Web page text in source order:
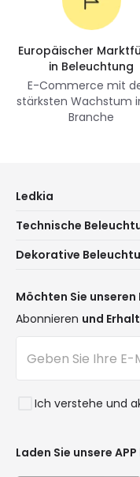
Europäischer
in Beleuchtung
E-Commerce mit
stärksten Wachstum
Branche
Ledkia
Kundenservice
Versandmethoden
Sind Sie ein Profi?
Ethikkonzept
Anmelden
Technische
Marken
Beleuchtung für
Dekorative
Trends
Premium-Dekor-
Neue Dekorationen
Räume
Stile
Kollektionen
Möchten Sie
Abonnieren und
Ich verstehe und
Laden Sie unsere